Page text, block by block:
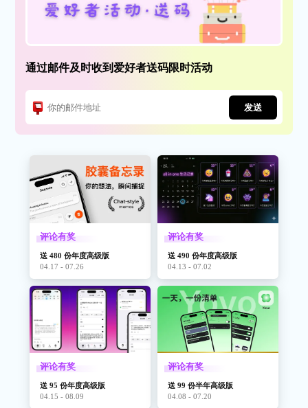
通过邮件及时收到爱好者送码限时活动
发送
评论有奖
送 480 份年度高级版
04.17 - 07.26
评论有奖
送 490 份年度高级版
04.13 - 07.02
评论有奖
送 95 份年度高级版
04.15 - 08.09
评论有奖
送 99 份半年高级版
04.08 - 07.20